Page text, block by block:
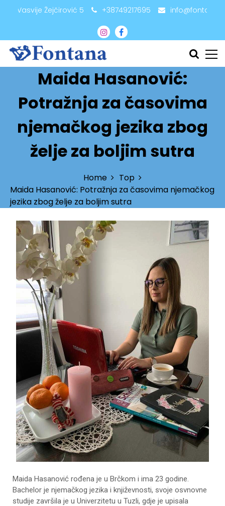
Vasvije Žejčirović 5 +38749217695
Maida Hasanović:
Potražnja za časovima
njemačkog jezika zbog
želje za boljim sutra
Home
Top
Maida Hasanović: Potražnja za časovima njemačkog
jezika zbog želje za boljim sutra
Maida Hasanović rođena je u Brčkom i ima 23 godine.
Bachelor je njemačkog jezika i književnosti, svoje osvnovne
studije završila je u Univerzitetu u Tuzli, gdje je upisala